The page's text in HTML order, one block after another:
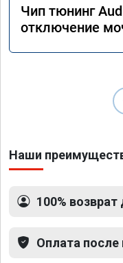
Чип тюнинг
отключение
Наши
100% возврат
Оплата после